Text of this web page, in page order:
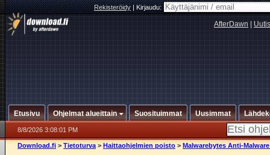
Rekisteröidy|Kirjaudu:
AfterDawn
Etusivu Ohjelmat alueittain Suosituimmat Uusimmat
8/8/2026 3:08:01 PM
Download.fi > Tietoturva > Haittaohjelmien poisto > Malwarebytes Anti-Malware